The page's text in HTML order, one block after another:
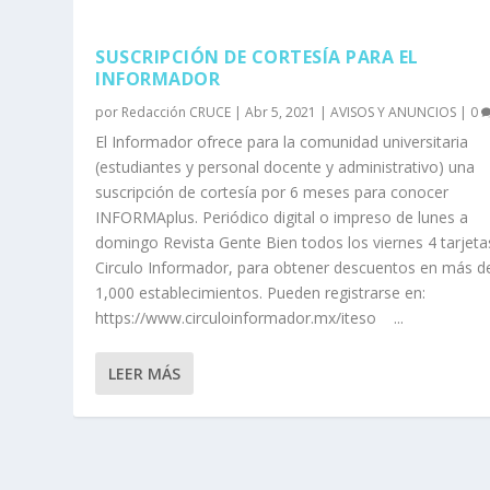
SUSCRIPCIÓN DE CORTESÍA PARA EL
INFORMADOR
por Redacción CRUCE |Abr 5, 2021 |AVISOS Y ANUNCIOS | 0
El Informador ofrece para la comunidad universitaria
(estudiantes y personal docente y administrativo) una
suscripción de cortesía por 6 meses para conocer
INFORMAplus. Periódico digital o impreso de lunes a
domingo Revista Gente Bien todos los viernes 4
Circulo Informador, para obtener descuentos en más
1,000 establecimientos. Pueden registrarse en:
https://www.circuloinformador.mx/iteso ...
LEER MÁS